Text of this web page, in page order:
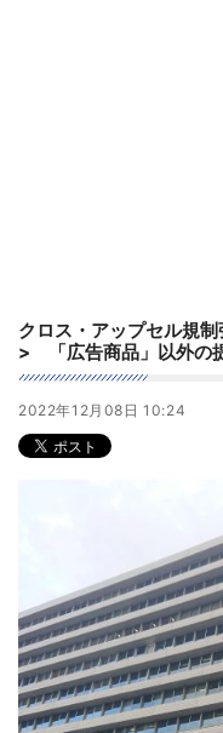
クロス・アップセル規
> 「広告商品」以外の
2022年12月08日 10:24